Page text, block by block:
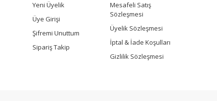
Yeni Üyelik
Üye Girişi
Şifremi Unuttum
Sipariş Takip
Mesafeli Satış
Sözleşmesi
Üyelik Sözleşmesi
İptal & İade Koşulları
Gizlilik Sözleşmesi